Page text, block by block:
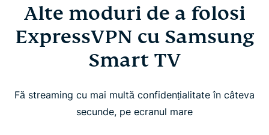
Alte moduri de a folosi
ExpressVPN cu Samsung
Smart TV
Fă streaming cu mai multă confidențialitate în câteva
secunde, pe ecranul mare